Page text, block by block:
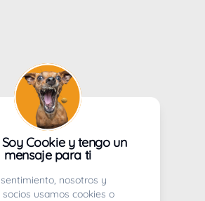
Soy Cookie y tengo un
mensaje para ti
nosotros y
usamos cookies o